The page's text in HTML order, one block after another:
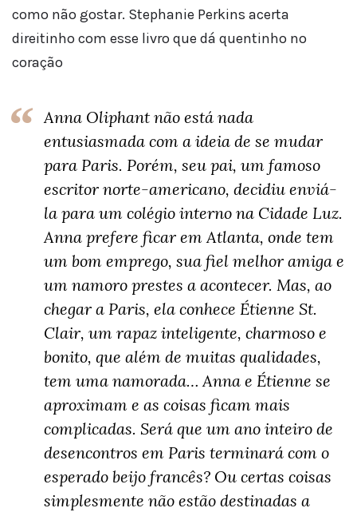
como não gostar. Stephanie Perkins acerta
direitinho com esse livro que dá quentinho no
coração
Anna Oliphant não está nada
entusiasmada com a ideia de se mudar
para Paris. Porém, seu pai, um famoso
escritor norte-americano, decidiu enviá-
la para um colégio interno na Cidade Luz.
Anna prefere ficar em Atlanta, onde tem
um bom emprego, sua fiel melhor amiga e
um namoro prestes a acontecer. Mas, ao
chegar a Paris, ela conhece Étienne St.
Clair, um rapaz inteligente, charmoso e
bonito, que além de muitas qualidades,
tem uma namorada… Anna e Étienne se
aproximam e as coisas ficam mais
complicadas. Será que um ano inteiro de
desencontros em Paris terminará com o
esperado beijo francês? Ou certas coisas
simplesmente não estão destinadas a